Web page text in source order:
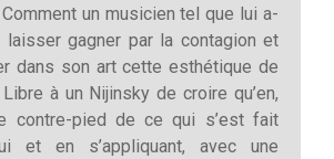
un musicien tel que lui a-
gagner par la contagion et
dans son art cette esthétique de
à un Nijinsky de croire qu’en,
contre-pied de ce qui s’est fait
et en s’appliquant, avec une